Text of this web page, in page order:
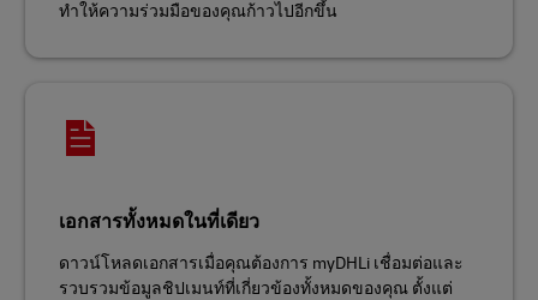
ทำให้ความร่วมมือของคุณก้าวไปอีกขึ้น
เอกสารทั้งหมดในที่เดียว
ดาวน์โหลดเอกสารเมื่อคุณต้องการ myDHLi เชื่อมต่อและ
รวบรวมข้อมูลชิปเมนท์ที่เกี่ยวข้องทั้งหมดของคุณ ตั้งแต่